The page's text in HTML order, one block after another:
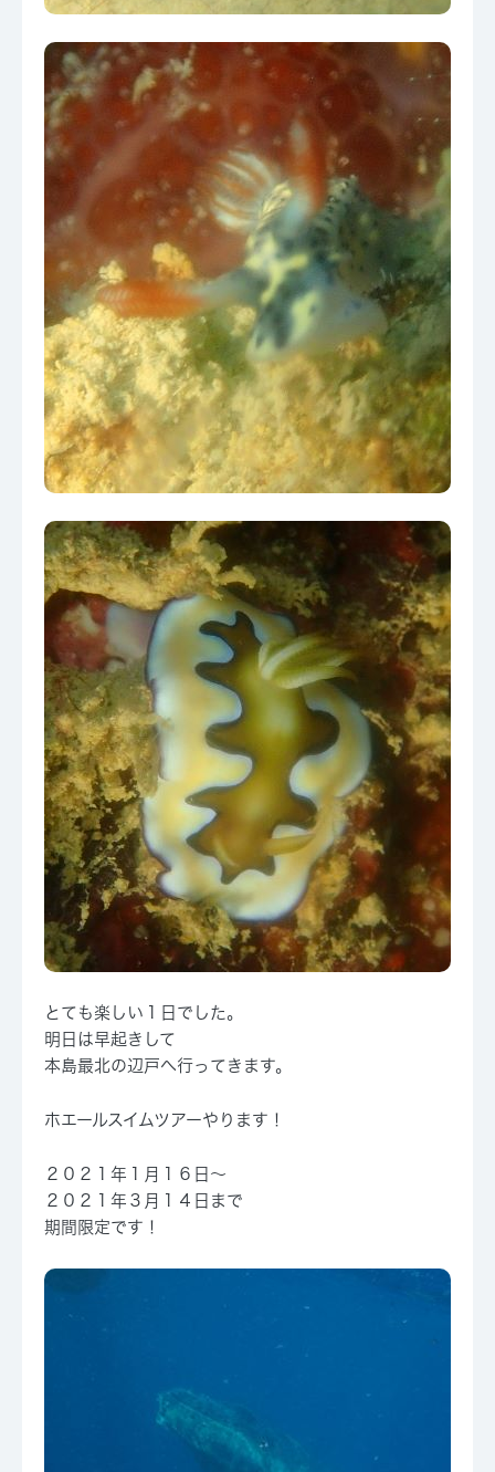
とても楽しい１日でした。
明日は早起きして
本島最北の辺戸へ行ってきます。
ホエールスイムツアーやります！
２０２１年１月１６日～
２０２１年３月１４日まで
期間限定です！